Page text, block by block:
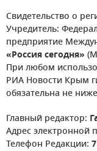
Свидетельство о
Учредитель:
предприятие
«Россия сегодня»
При любом
РИА Новости Крым
обязательна не
Главный редактор:
Адрес электронной
Телефон Редакции: